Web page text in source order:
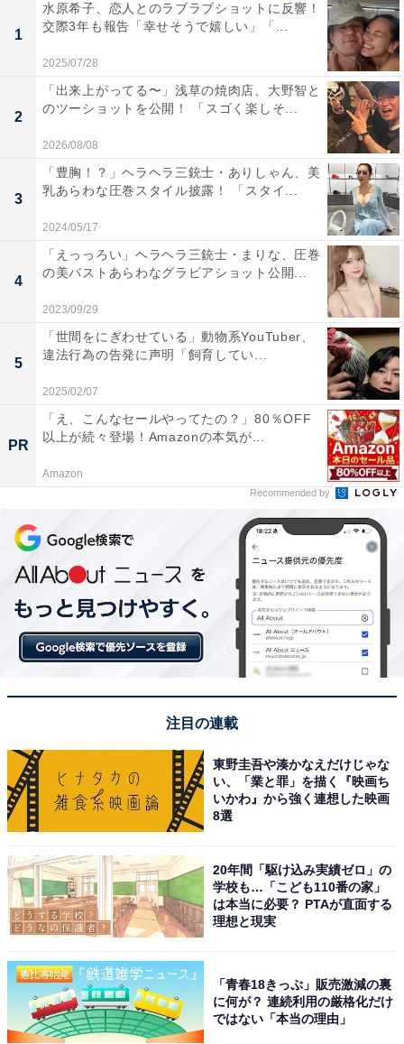
1
水原希子、恋人とのラブラブショットに反響！
交際3年も報告「幸せそうで嬉しい」「...
2025/07/28
2
「出来上がってる〜」浅草の焼肉店、大野智と
のツーショットを公開！ 「スゴく楽しそ...
2026/08/08
3
「豊胸！？」ヘラヘラ三銃士・ありしゃん、美
乳あらわな圧巻スタイル披露！ 「スタイ...
2024/05/17
4
「えっっろい」ヘラヘラ三銃士・まりな、圧巻
の美バストあらわなグラビアショット公開...
2023/09/29
5
「世間をにぎわせている」動物系YouTuber、
違法行為の告発に声明「飼育してい...
2025/02/07
PR
「え、こんなセールやってたの？」80％OFF
以上が続々登場！Amazonの本気が...
Amazon
Recommended by
注目の連載
東野圭吾や湊かなえだけじゃな
い、「業と罪」を描く『映画ち
いかわ』から強く連想した映画
8選
20年間「駆け込み実績ゼロ」の
学校も…「こども110番の家」
は本当に必要？ PTAが直面する
理想と現実
「青春18きっぷ」販売激減の裏
に何が？ 連続利用の厳格化だけ
ではない「本当の理由」